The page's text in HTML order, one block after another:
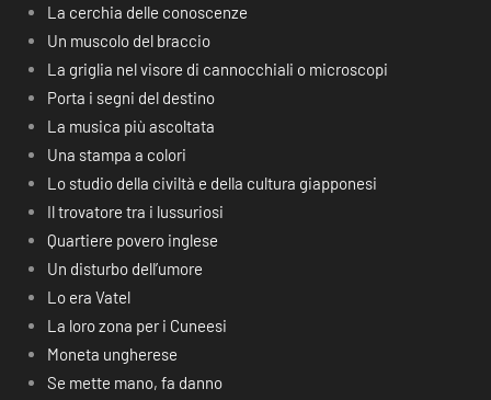
La cerchia delle conoscenze
Un muscolo del braccio
La griglia nel visore di cannocchiali o microscopi
Porta i segni del destino
La musica più ascoltata
Una stampa a colori
Lo studio della civiltà e della cultura giapponesi
Il trovatore tra i lussuriosi
Quartiere povero inglese
Un disturbo dell’umore
Lo era Vatel
La loro zona per i Cuneesi
Moneta ungherese
Se mette mano, fa danno